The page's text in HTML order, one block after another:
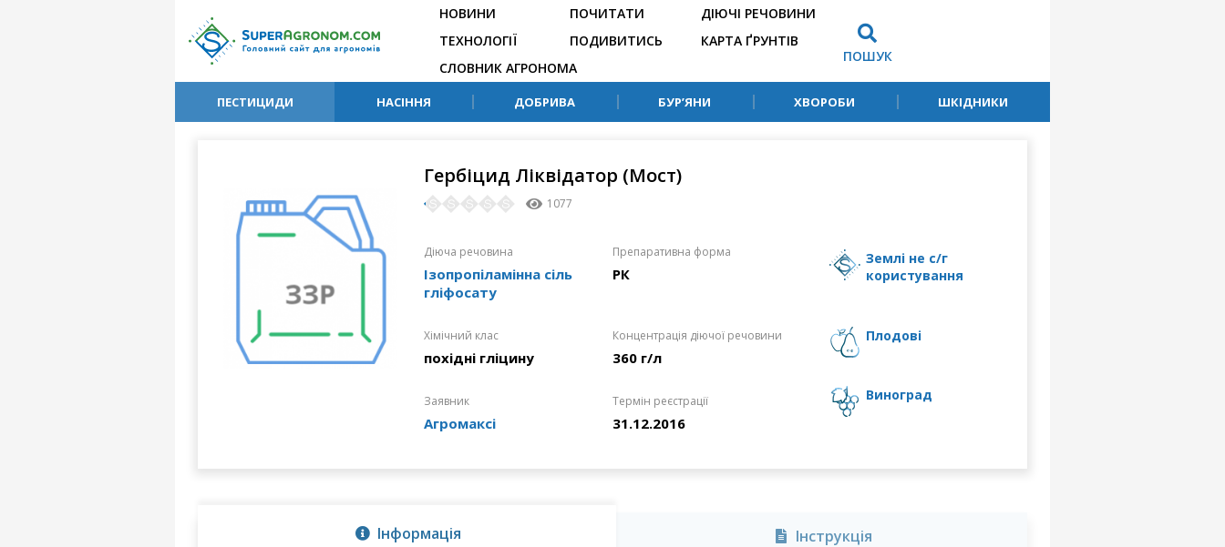
НОВИНИ
ТЕХНОЛОГІЇ
ПОЧИТАТИ
ПОДИВИТИСЬ
ДІЮЧІ РЕЧОВИНИ
КАРТА ҐРУНТІВ
СЛОВНИК АГРОНОМА
ПОШУК
ПЕСТИЦИДИ НАСІННЯ ДОБРИВА БУР’ЯНИ ХВОРОБИ ШКІДНИКИ
Гербіцид Ліквідатор (Мост)
1077
Діюча речовина
Ізопропіламінна сіль
гліфосату
Препаративна форма
РК
Хімічний клас
похідні гліцину
Концентрація діючої речовини
360 г/л
Заявник
Агромаксі
Термін реєстрації
31.12.2016
землі не с/г
користування
плодові
виноград
Інформація Інструкція